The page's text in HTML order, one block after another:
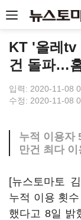
KT '올레tv
건 돌파…
입력: 2020-11-08
수정: 2020-11-08
누적 이용자
만건 최다 이
[뉴스토마토
누적 이용 횟
했다고 8일 밝